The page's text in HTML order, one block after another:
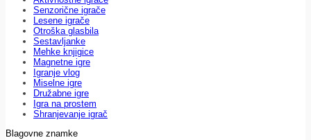
Senzorične igrače
Lesene igrače
Otroška glasbila
Sestavljanke
Mehke knjigice
Magnetne igre
Igranje vlog
Miselne igre
Družabne igre
Igra na prostem
Shranjevanje igrač
Blagovne znamke